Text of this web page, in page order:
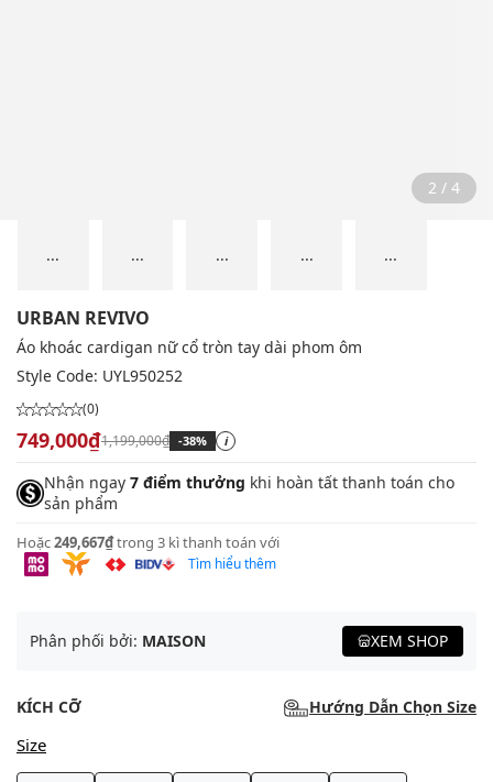
2 / 4
... ... ... ... ...
URBAN REVIVO
Áo khoác cardigan nữ cổ tròn tay dài phom ôm
Style Code: UYL950252
(0)
749,000₫1,199,000₫ -38% i
Nhận ngay 7 điểm thưởng khi hoàn tất thanh toán cho
sản phẩm
Hoặc249,667₫trong 3 kì thanh toán với
Tìm hiểu thêm
Phân phối bởi: MAISON XEM SHOP
KÍCH CỠ Hướng Dẫn Chọn Size
Size